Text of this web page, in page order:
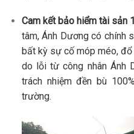
Cam kết bảo hiểm tài sản
tâm, Ánh Dương có chính
bất kỳ sự cố móp méo, đổ
do lỗi từ công nhân Ánh
trách nhiệm đền bù
trường.